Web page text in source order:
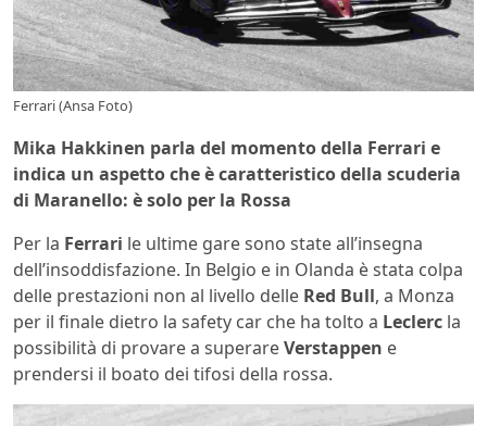
Ferrari (Ansa Foto)
Mika Hakkinen parla del momento della Ferrari e
indica un aspetto che è caratteristico della scuderia
di Maranello: è solo per la Rossa
Per la Ferrari le ultime gare sono state all’insegna
dell’insoddisfazione. In Belgio e in Olanda è stata colpa
delle prestazioni non al livello delle Red Bull, a Monza
per il finale dietro la safety car che ha tolto a Leclerc la
possibilità di provare a superareVerstappen e
prendersi il boato dei tifosi della rossa.